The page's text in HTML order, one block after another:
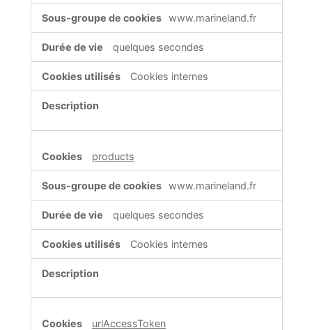
www.marineland.fr
quelques secondes
Cookies internes
products
www.marineland.fr
quelques secondes
Cookies internes
urlAccessToken